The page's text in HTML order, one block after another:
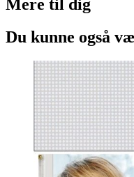
Mere til dig
Du kunne også